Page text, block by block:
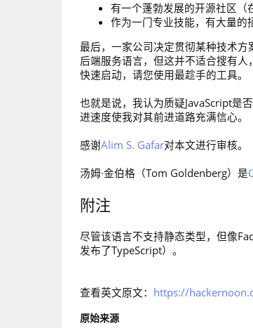
有一个蓬勃发展的开源社区（
作为一门专业技能，有大量的
最后，一家公司决定贯彻某种技术方
后端服务语言，但这并不适合搜有
快速启动，请您使用最趁手的工具。
也就是说，我认为质疑JavaScript是
进速度使我对其前进道路充满信心。
感谢Alim S. Gafar对本文进行审核。
汤姆·金伯格（Tom Goldenberg）是
附注
尽管该语言不支持静态类型，但像
发布了TypeScript）。
查看英文原文： https://
原始来源